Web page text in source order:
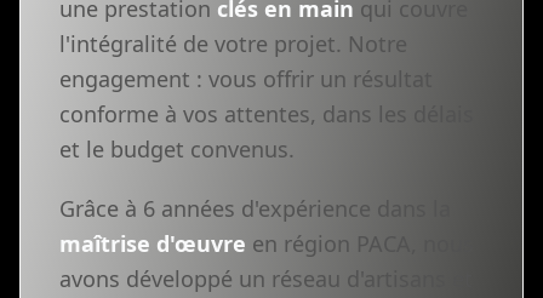
une prestation clés en main qui couvre
l'intégralité de votre projet. Notre
engagement : vous offrir un résultat
conforme à vos attentes, dans les délais
et le budget convenus.
Grâce à 6 années d'expérience dans la
maîtrise d'œuvre en région PACA, nous
avons développé un réseau d'artisans et